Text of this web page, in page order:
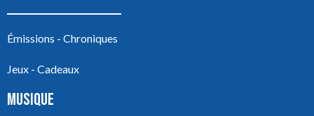
Émissions - Chroniques
Jeux - Cadeaux
MUSIQUE